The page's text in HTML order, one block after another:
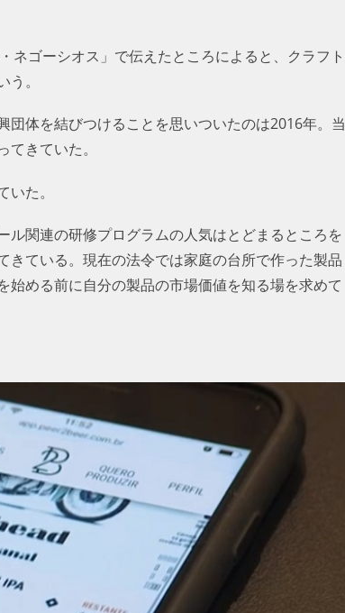
ネゴーシオス」で伝えたところによると、クラフト
。
体を結びつけることを思いついたのは2016年。当
きていた。
た。
関連の研修プログラムの人気はとどまるところを
ている。現在の法令では家庭の台所で作った製品
める前に自分の製品の市場価値を知る場を求めて